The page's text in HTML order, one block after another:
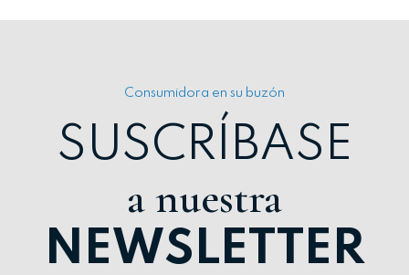
Consumidora en su buzón
SUSCRÍBASE
a nuestra
NEWSLETTER